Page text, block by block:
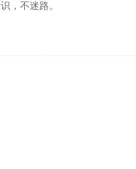
，不迷路。